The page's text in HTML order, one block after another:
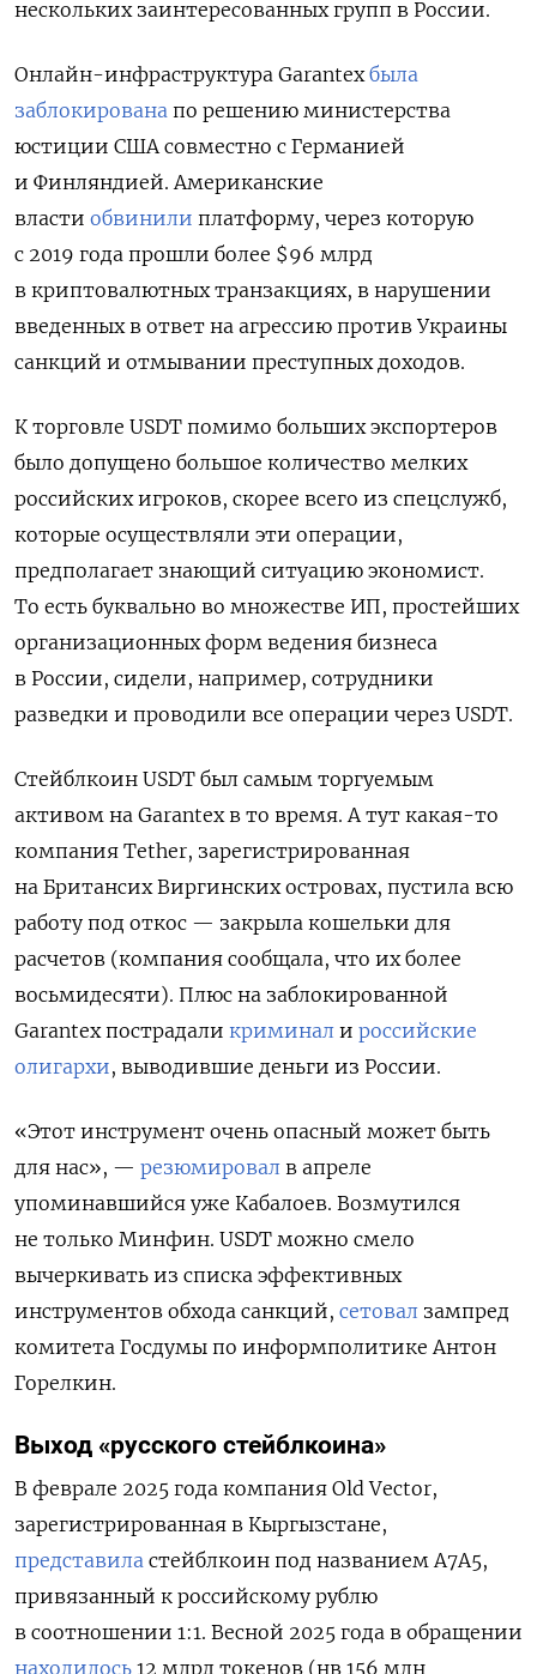
нескольких заинтересованных групп в России.
Онлайн-инфраструктура Garantexбыла
заблокирована по решению министерства
юстиции США совместно с Германией
и Финляндией. Американские
власти обвинили платформу, через которую
с 2019 года прошли более $96 млрд
в криптовалютных транзакциях, в нарушении
введенных в ответ на агрессию против Украины
санкций и отмывании преступных доходов.
К торговле USDT помимо больших экспортеров
было допущено большое количество мелких
российских игроков, скорее всего из спецслужб,
которые осуществляли эти операции,
предполагает знающий ситуацию экономист.
То есть буквально во множестве ИП, простейших
организационных форм ведения бизнеса
в России, сидели, например, сотрудники
разведки и проводили все операции через USDT.
Стейблкоин USDT был самым торгуемым
активом на Garantex в то время. А тут какая-то
компания Tether, зарегистрированная
на Британсих Виргинских островах, пустила всю
работу под откос — закрыла кошельки для
расчетов (компания сообщала, что их более
восьмидесяти). Плюс на заблокированной
Garantex пострадали криминал и российские
олигархи, выводившие деньги из России.
«Этот инструмент очень опасный может быть
для нас», — резюмировал в апреле
упоминавшийся уже Кабалоев. Возмутился
не только Минфин. USDT можно смело
вычеркивать из списка эффективных
инструментов обхода санкций, сетовал зампред
комитета Госдумы по информполитике Антон
Горелкин.
Выход «русского стейблкоина»
В феврале 2025 года компания Old Vector,
зарегистрированная в Кыргызстане,
представила стейблкоин под названием A7A5,
привязанный к российскому рублю
в соотношении 1:1. Весной 2025 года в обращении
находилось 12 млрд токенов (нв 156 млн